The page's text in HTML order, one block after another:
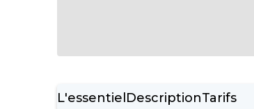
L'essentielDescriptionTarifs